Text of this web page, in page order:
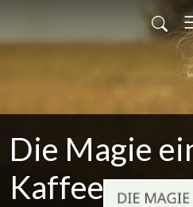
Die Magie
Kaffee